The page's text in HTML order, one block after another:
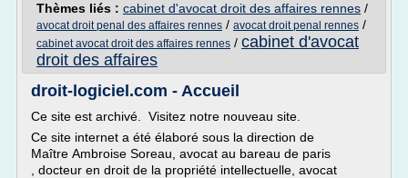
Thèmes liés : cabinet d'avocat droit des affaires rennes /
avocat droit penal des affaires rennes / avocat droit penal rennes /
cabinet avocat droit des affaires rennes / cabinet d'avocat
droit des affaires
droit-logiciel.com - Accueil
Ce site est archivé. Visitez notre nouveau site.
Ce site internet a été élaboré sous la direction de
Maître Ambroise Soreau, avocat au bareau de paris
, docteur en droit de la propriété intellectuelle, avocat